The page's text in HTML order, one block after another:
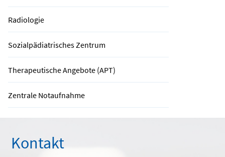
Radiologie
Sozialpädiatrisches Zentrum
Therapeutische Angebote (APT)
Zentrale Notaufnahme
Kontakt